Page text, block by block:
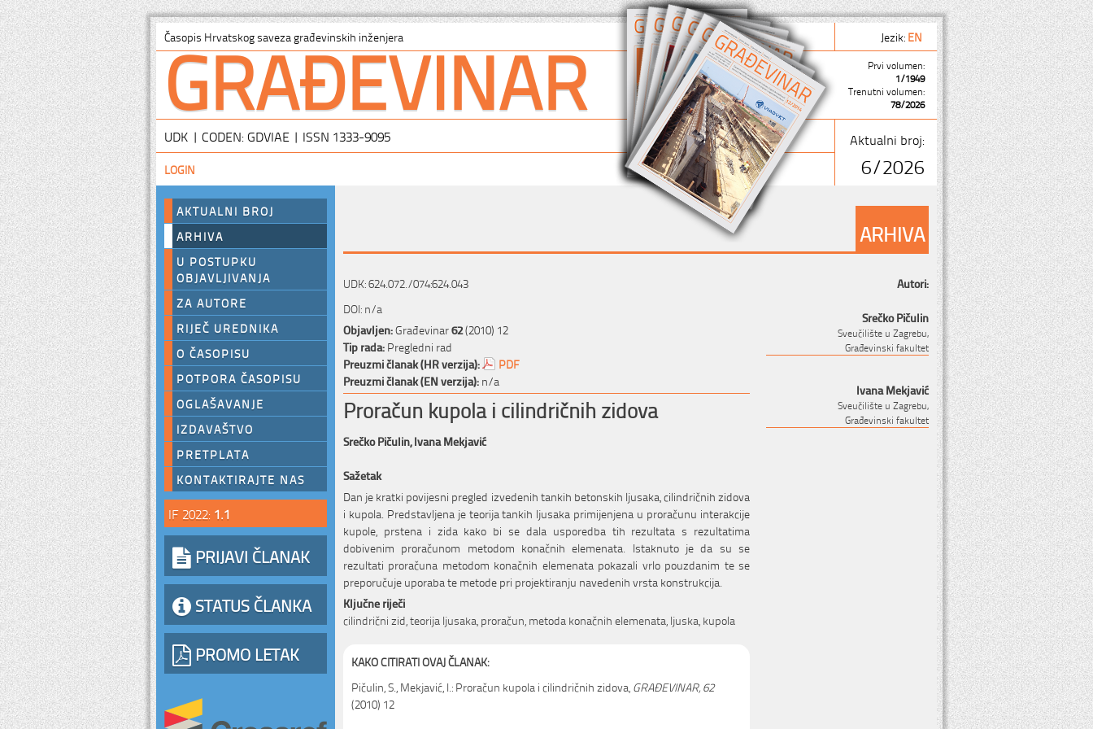
Časopis Hrvatskog saveza građevinskih inženjera Jezik:EN
GRAĐEVINAR
Prvi volumen:
1/1949
Trenutni volumen:
78/2026
UDK | CODEN: GDVIAE | ISSN 1333-9095 Aktualni broj:
6/2026
LOGIN
AKTUALNI BROJ
ARHIVA
U POSTUPKU
OBJAVLJIVANJA
ZA AUTORE
RIJEČ UREDNIKA
O ČASOPISU
POTPORA ČASOPISU
OGLAŠAVANJE
IZDAVAŠTVO
PRETPLATA
KONTAKTIRAJTE NAS
IF 2022: 1.1
PRIJAVI ČLANAK
STATUS ČLANKA
PROMO LETAK
ARHIVA
UDK: 624.072./074:624.043
DOI: n/a
Objavljen:Građevinar62(2010) 12
Tip rada:Pregledni rad
Preuzmi članak (HR verzija):
PDF
Preuzmi članak (EN verzija):n/a
Proračun kupola i cilindričnih zidova
Srečko Pičulin,Ivana Mekjavić
Sažetak
Dan je kratki povijesni pregled izvedenih tankih betonskih ljusaka, cilindričnih zidova
i kupola. Predstavljena je teorija tankih ljusaka primijenjena u proračunu interakcije
kupole, prstena i zida kako bi se dala usporedba tih rezultata s rezultatima
dobivenim proračunom metodom konačnih elemenata. Istaknuto je da su se
rezultati proračuna metodom konačnih elemenata pokazali vrlo pouzdanim te se
preporučuje uporaba te metode pri projektiranju navedenih vrsta konstrukcija.
Ključne riječi
cilindrični zid, teorija ljusaka, proračun, metoda konačnih elemenata, ljuska, kupola
KAKO CITIRATI OVAJ ČLANAK:
Pičulin, S., Mekjavić, I.: Proračun kupola i cilindričnih zidova, GRAĐEVINAR, 62
(2010) 12
Autori:
Srečko Pičulin
Sveučilište u Zagrebu,
Građevinski fakultet
Ivana Mekjavić
Sveučilište u Zagrebu,
Građevinski fakultet